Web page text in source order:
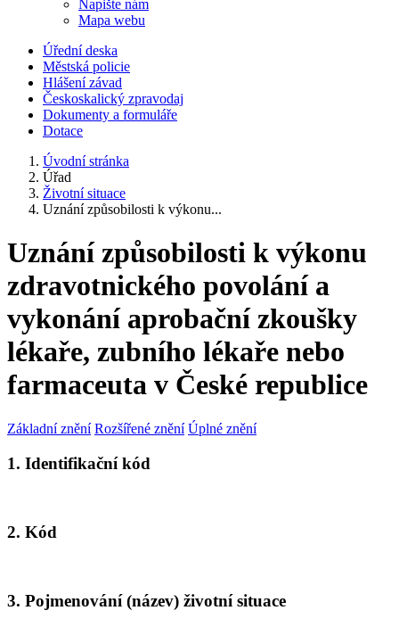
Napište nám
Mapa webu
Úřední deska
Městská policie
Hlášení závad
Českoskalický zpravodaj
Dokumenty a formuláře
Dotace
Úvodní stránka
Úřad
Životní situace
Uznání způsobilosti k výkonu...
Uznání způsobilosti k výkonu
zdravotnického povolání a
vykonání aprobační zkoušky
lékaře, zubního lékaře nebo
farmaceuta v České republice
Základní znění Rozšířené znění Úplné znění
1. Identifikační kód
2. Kód
3. Pojmenování (název) životní situace